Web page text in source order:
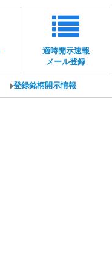
適時開示速報
メール登録
登録銘柄開示情報